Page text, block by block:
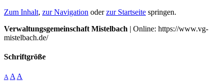
Zum Inhalt, zur Navigation oderzur Startseite springen.
Verwaltungsgemeinschaft Mistelbach | Online: https://www.vg-
mistelbach.de/
Schriftgröße
A A A